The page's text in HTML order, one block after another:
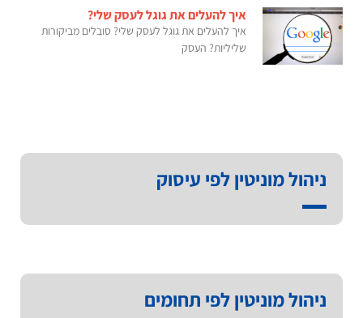
איך להעלים את גוגל לעסק שלי?
איך להעלים את גוגל לעסק שלי? סובלים מביקורות
שליליות? העסק
ניהול מוניטין לפי עיסוק
ניהול מוניטין לפי תחומים